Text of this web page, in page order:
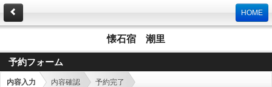
HOME
懐石宿 潮里
予約フォーム
内容入力 内容確認 予約完了